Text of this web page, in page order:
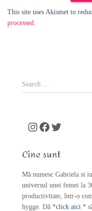
This site uses Akismet to
processed.
S
e
o
:
Instagram Facebook Twitter
Cine sunt
Mă numesc Gabriela si
universul unei femei la
productivitate, într-o
hygge. Dă *click aici *